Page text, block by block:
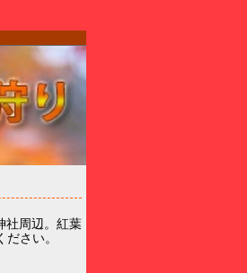
社周辺。紅葉
さい。